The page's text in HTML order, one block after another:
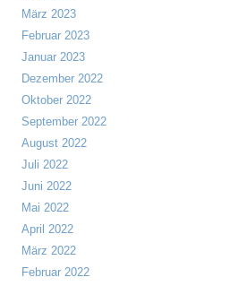
März 2023
Februar 2023
Januar 2023
Dezember 2022
Oktober 2022
September 2022
August 2022
Juli 2022
Juni 2022
Mai 2022
April 2022
März 2022
Februar 2022